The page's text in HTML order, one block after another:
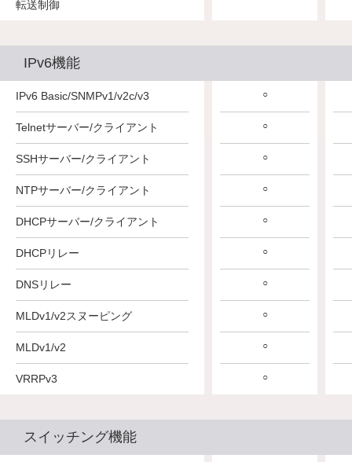
転送制御
IPv6機能
IPv6 Basic/SNMPv1/v2c/v3
Telnetサーバー/クライアント
SSHサーバー/クライアント
NTPサーバー/クライアント
DHCPサーバー/クライアント
DHCPリレー
DNSリレー
MLDv1/v2スヌーピング
MLDv1/v2
VRRPv3
○
○
○
○
○
○
○
○
○
○
○
○
○
○
○
○
○
○
○
○
○
○
スイッチング機能